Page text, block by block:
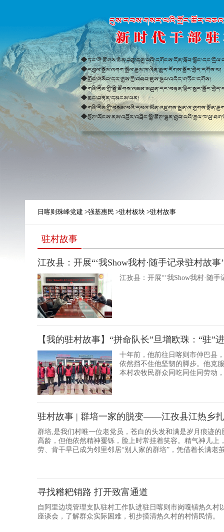
日喀则珠峰党建 >强基惠民 >驻村板块 >驻村故事
驻村故事
江孜县：开展“‘我Show我村·随手记录驻村故
江孜县：开展“‘我Show我村·随
【我的驻村故事】“拼命队长”旦增欧珠：“驻”
十年前，他前往日喀则市仲巴县
依然挡不住他坚韧的脚步。他克
本村农牧民群众同吃同住同劳动
驻村故事 | 群培一家的脱变——江孜县江热乡
群培,是我们村唯一位老党员，苍白的头发和满是岁月痕迹
高龄，但他依然精神矍铄，脸上时常挂着笑容。精气神儿
劳、肯干早已成为邻里邻居“别人家的群培”，凭借着长满老
寻找糌粑销路 打开致富通道
自阿里边境管理支队驻村工作队进驻日喀则市岗嘎镇热久村
座谈会，了解群众实际困难，初步摸清热久村的村情民情。